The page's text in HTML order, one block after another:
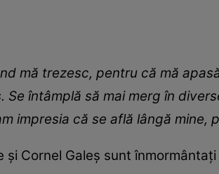
mă trezesc, pentru că mă
Se întâmplă să mai merg în
impresia că se află lângă mine,
și Cornel Galeș sunt